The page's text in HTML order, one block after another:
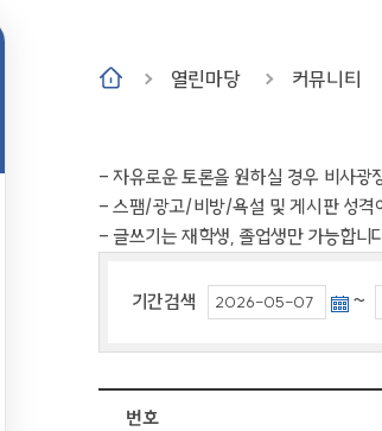
열린마당 커뮤니티
- 자유로운 토론을 원하실 경우 비사광
- 스팸/광고/비방/욕설 및 게시판 성격
- 글쓰기는 재학생, 졸업생만 가능합니
기간검색 ~
번호